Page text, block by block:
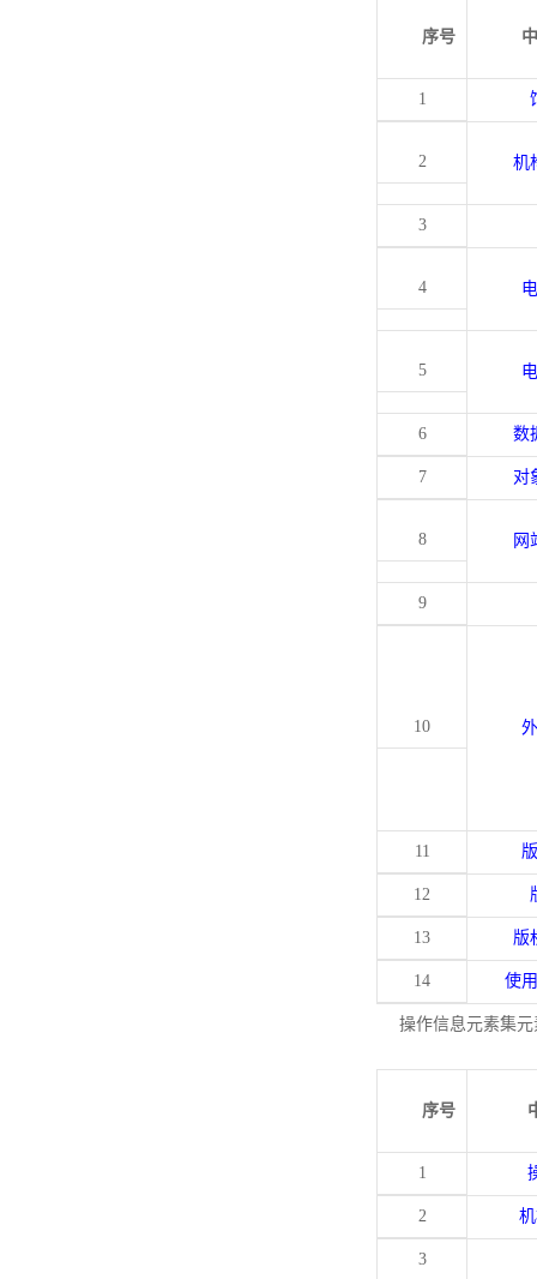
序号
1
2 机
3
4
5
6 数
7 对
8 网
9
10
11
12
13 版
14 使
操作信息元素集
序号
1
2
3